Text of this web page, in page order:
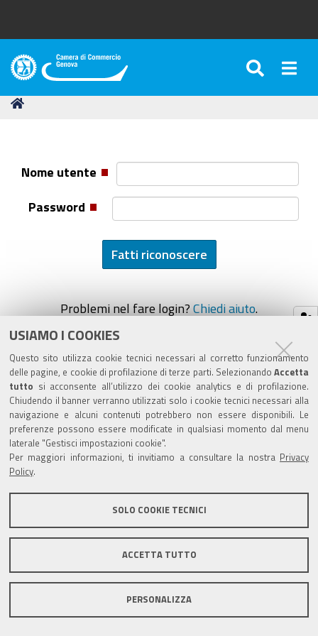
USIAMO I COOKIES
Questo sito utilizza cookie tecnici necessari al corretto funzionamento
delle pagine, e cookie di profilazione di terze parti. Selezionando Accetta
tutto si acconsente all’utilizzo dei cookie analytics e di profilazione.
Chiudendo il banner verranno utilizzati solo i cookie tecnici necessari alla
navigazione e alcuni contenuti potrebbero non essere disponibili. Le
preferenze possono essere modificate in qualsiasi momento dal menu
laterale "Gestisci impostazioni cookie".
Per maggiori informazioni, ti invitiamo a consultare la nostra
Privacy
Policy
SOLO COOKIE TECNICI
ACCETTA TUTTO
PERSONALIZZA
Camera
Commercio
Tu
Nome utente
Password
Problemi nel fare login? Chiedi aiuto